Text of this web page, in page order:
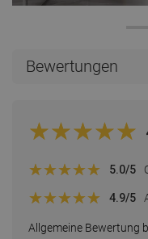
Bewertungen
Allgemeine Bewertung
5.0/5
4.9/5